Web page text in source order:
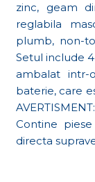
zinc, geam
reglabila
plumb, non-
Setul include
ambalat intr-
baterie, care
Contine
directa